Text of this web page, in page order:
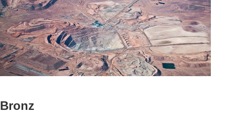
Bronz